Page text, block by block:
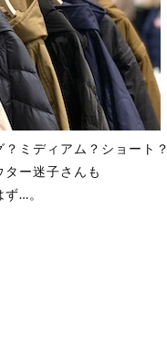
ミディアム？ショート？
ー迷子さんも
…。